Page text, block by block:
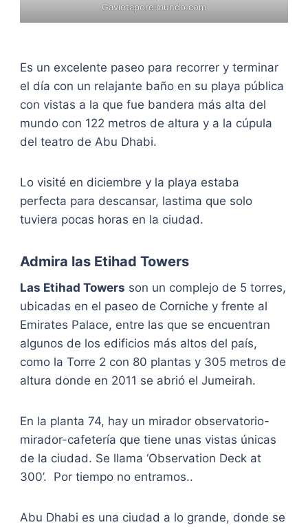
Gaviotaporelmundo.com
Es un excelente paseo para recorrer y terminar
el día con un relajante baño en su playa pública
con vistas a la que fue bandera más alta del
mundo con 122 metros de altura y a la cúpula
del teatro de Abu Dhabi.
Lo visité en diciembre y la playa estaba
perfecta para descansar, lastima que solo
tuviera pocas horas en la ciudad.
Admira las Etihad Towers
Las Etihad Towers son un complejo de 5 torres,
ubicadas en el paseo de Corniche y frente al
Emirates Palace, entre las que se encuentran
algunos de los edificios más altos del país,
como la Torre 2 con 80 plantas y 305 metros de
altura donde en 2011 se abrió el Jumeirah.
En la planta 74, hay un mirador observatorio-
mirador-cafetería que tiene unas vistas únicas
de la ciudad. Se llama ‘Observation Deck at
300’. Por tiempo no entramos..
Abu Dhabi es una ciudad a lo grande, donde se